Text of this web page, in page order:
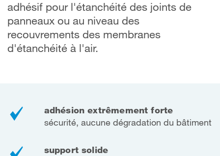
adhésif pour l'étanchéité des joints de
panneaux ou au niveau des
recouvrements des membranes
d'étanchéité à l'air.
adhésion extrêmement forte
sécurité, aucune dégradation du bâtiment
support solide